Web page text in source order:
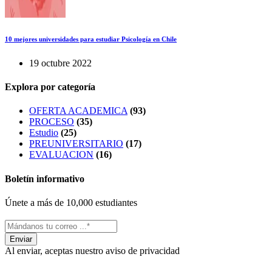
10 mejores universidades para estudiar Psicología en Chile
19 octubre 2022
Explora por categoría
OFERTA ACADEMICA (93)
PROCESO (35)
Estudio (25)
PREUNIVERSITARIO (17)
EVALUACION (16)
Boletín informativo
Únete a más de 10,000 estudiantes
Al enviar, aceptas nuestro aviso de privacidad